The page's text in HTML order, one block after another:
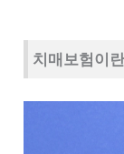
치매보험이